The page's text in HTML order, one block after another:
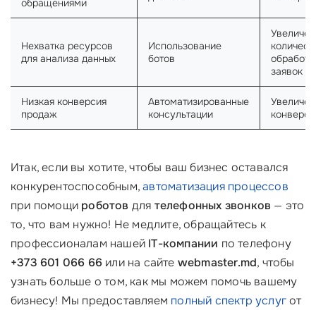
обращениями
Нехватка ресурсов
для анализа данных
Использование
ботов
заявок
Низкая конверсия
продаж
Автоматизированные
консультации
Итак, если вы хотите, чтобы ваш бизнес оставался
конкурентоспособным,автоматизация процессов
при помощи роботов для телефонных звонков — это
то, что вам нужно! Не медлите, обращайтесь к
профессионалам нашей IT-компании по телефону
+373 601 066 66 или на сайте webmaster.md, чтобы
узнать больше о том, как мы можем помочь вашему
бизнесу! Мы предоставляем полный спектр услугот